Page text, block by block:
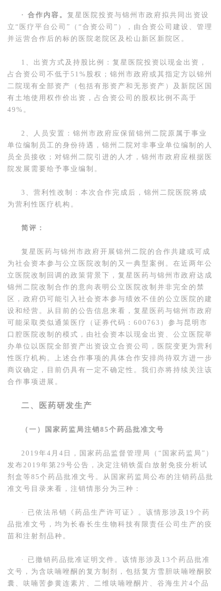
· 合作内容。 复星医院投资与锦州市政府拟共同出资设
立“医疗平台公司”（“合资公司”），由合资公司建设、管理
并运营合作后的标的医院老院区及松山新区新院区。
1、出资方式及持股比例：复星医院投资以现金出资，
占合资公司不低于51%股权；锦州市政府或其指定方以锦州
二院现有全部资产（包括有形资产和无形资产）及新院区国
有土地使用权作价出资，占合资公司的股权比例不高于
49%。
2、人员安置：锦州市政府应保留锦州二院原属于事业
单位编制员工的身份待遇，锦州二院对非事业单位编制的人
员全员接收；对锦州二院引进的人才，锦州市政府应根据医
院发展需要给予事业编制。
3、营利性改制：本次合作完成后，锦州二院医院将成
为营利性医疗机构。
简评：
复星医药与锦州市政府开展锦州二院的合作共建或可成
为社会资本参与公立医院改制的又一典型案例。在近两年公
立医院改制回调的政策背景下，复星医药与锦州市政府达成
锦州二院改制合作的意向表明公立医院改制并非完全的禁
区，政府仍可能引入社会资本参与绩效不佳的公立医院的建
设和经营。从目前的公告信息来看，复星医药与锦州市政府
可能采取类似通策医疗（证券代码：600763）参与昆明市
口腔医院改制的模式，由社会资本以现金出资、公立医院举
办单位以医院全部资产出资设立合资公司，医院变更为营利
性医疗机构。上述合作事项的具体合作安排尚待双方进一步
商议确定，目前仍具有一定不确定性。我们亦将持续关注该
合作事项进展。
二、医药研发生产
（一）国家药监局注销85个药品批准文号
2019年4月4日，国家药品监督管理局（“国家药监局”）
发布2019年第29号公告，决定注销铁蛋白放射免疫分析试
剂盒等85个药品批准文号。从国家药监局公布的注销药品批
准文号目录来看，注销情形分为三种：
· 已依法吊销《药品生产许可证》。该情形涉及19个药
品批准文号，均为长春长生生物科技有限责任公司生产的疫
苗和注射剂品种。
· 已撤销药品批准证明文件。该情形涉及13个药品批准
文号，为含呋喃唑酮的复方制剂，包括复方雪胆呋喃唑酮胶
囊、呋喃苦参黄连素片、二维呋喃唑酮片、谷海生片4个品